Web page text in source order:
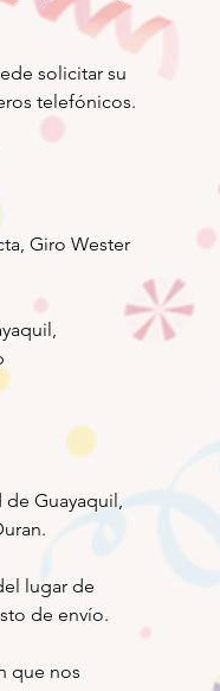
solicitar su
telefónicos.
Giro Wester
de Guayaquil,
lugar de
de envío.
que nos